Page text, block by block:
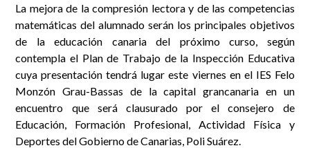
La mejora de la compresión lectora y de las competencias
matemáticas del alumnado serán los principales objetivos
de la educación canaria del próximo curso, según
contempla el Plan de Trabajo de la Inspección Educativa
cuya presentación tendrá lugar este viernes en el IES Felo
Monzón Grau-Bassas de la capital grancanaria en un
encuentro que será clausurado por el consejero de
Educación, Formación Profesional, Actividad Física y
Deportes del Gobierno de Canarias, Poli Suárez.